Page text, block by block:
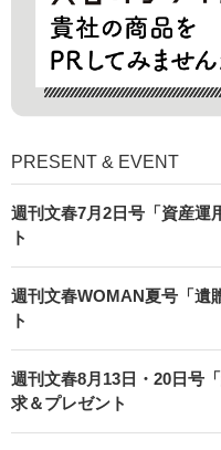
PRESENT & EVENT
週刊文春7月2日号「資産運
ト
週刊文春WOMAN夏号「遺
ト
週刊文春8月13日・20日号
求＆プレゼント